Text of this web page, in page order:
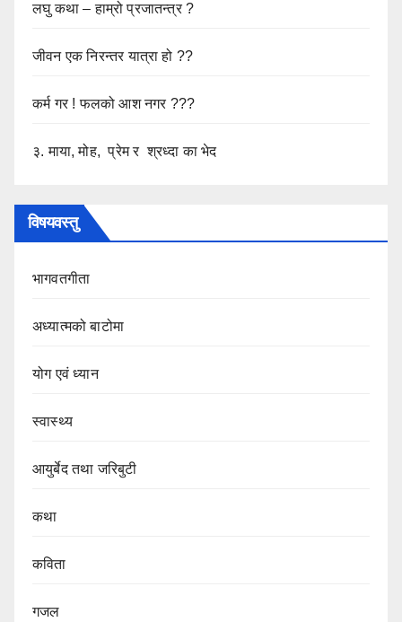
लघु कथा – हाम्रो प्रजातन्त्र ?
जीवन एक निरन्तर यात्रा हो ??
कर्म गर ! फलको आश नगर ???
३. माया, मोह, प्रेम र श्रध्दा का भेद
विषयवस्तु
भागवतगीता
अध्यात्मको बाटोमा
योग एवं ध्यान
स्वास्थ्य
आयुर्बेद तथा जरिबुटी
कथा
कविता
गजल